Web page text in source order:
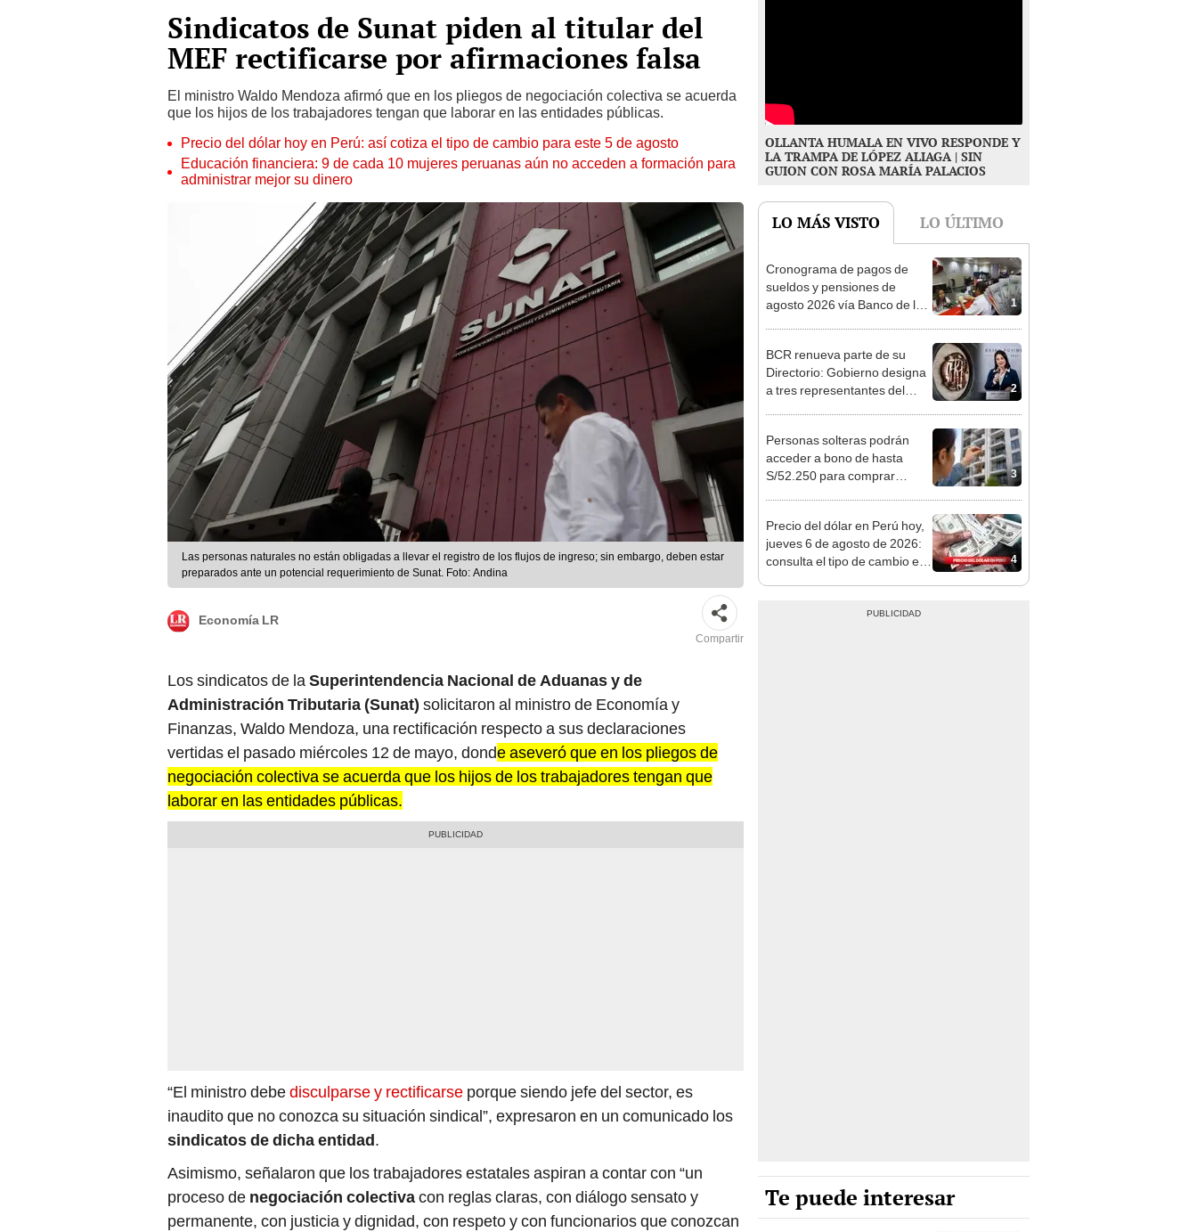
Sindicatos de Sunat piden al titular del
MEF rectificarse por afirmaciones falsa
El ministro Waldo Mendoza afirmó que en los pliegos de negociación colectiva se acuerda
que los hijos de los trabajadores tengan que laborar en las entidades públicas.
Precio del dólar hoy en Perú: así cotiza el tipo de cambio para este 5 de agosto
Educación financiera: 9 de cada 10 mujeres peruanas aún no acceden a formación para
administrar mejor su dinero
Las personas naturales no están obligadas a llevar el registro de los flujos de ingreso; sin embargo, deben estar
preparados ante un potencial requerimiento de Sunat. Foto: Andina
Economía LR
Compartir
Los sindicatos de laSuperintendencia Nacional de Aduanas y de
Administración Tributaria (Sunat) solicitaron al ministro de Economía y
Finanzas, Waldo Mendoza, una rectificación respecto a sus declaraciones
vertidas el pasado miércoles 12 de mayo, donde aseveró que en los pliegos de
negociación colectiva se acuerda que los hijos de los trabajadores tengan que
laborar en las entidades públicas.
“El ministro debedisculparse y rectificarse porque siendo jefe del sector, es
inaudito que no conozca su situación sindical”, expresaron en un comunicado los
sindicatos de dicha entidad.
Asimismo, señalaron que los trabajadores estatales aspiran a contar con “un
proceso de negociación colectivacon reglas claras, con diálogo sensato y
permanente, con justicia y dignidad, con respeto y con funcionarios que conozcan
OLLANTA HUMALA EN VIVO RESPONDE Y
LA TRAMPA DE LÓPEZ ALIAGA | SIN
GUION CON ROSA MARÍA PALACIOS
LO MÁS VISTO LO ÚLTIMO
1
Cronograma de pagos de
sueldos y pensiones de
agosto 2026 vía Banco de la
2
BCR renueva parte de su
Directorio: Gobierno designa
a tres representantes del
3
Personas solteras podrán
acceder a bono de hasta
S/52.250 para comprar
4
Precio del dólar en Perú hoy,
jueves 6 de agosto de 2026:
consulta el tipo de cambio en
Te puede interesar